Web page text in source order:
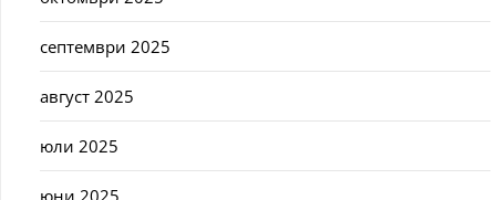
септември 2025
август 2025
юли 2025
юни 2025